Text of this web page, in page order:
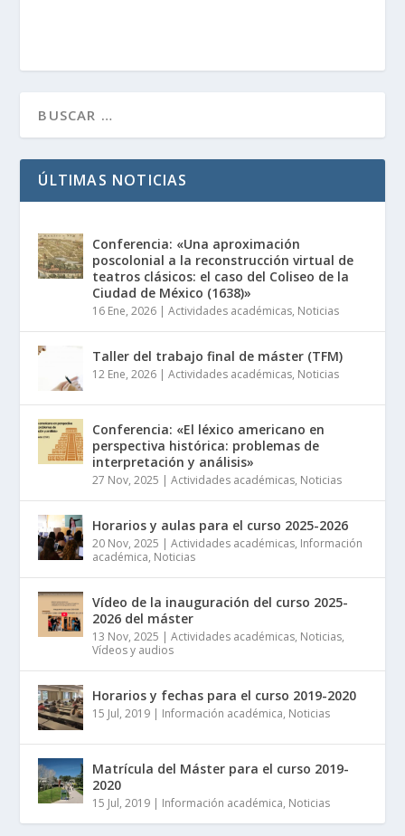
ÚLTIMAS NOTICIAS
Conferencia: «Una aproximación
poscolonial a la reconstrucción virtual de
teatros clásicos: el caso del Coliseo de la
Ciudad de México (1638)»
16 Ene, 2026 |Actividades académicas, Noticias
Taller del trabajo final de máster (TFM)
12 Ene, 2026 |Actividades académicas, Noticias
Conferencia: «El léxico americano en
perspectiva histórica: problemas de
interpretación y análisis»
27 Nov, 2025 |Actividades académicas, Noticias
Horarios y aulas para el curso 2025-2026
20 Nov, 2025 |Actividades académicas, Información
académica, Noticias
Vídeo de la inauguración del curso 2025-
2026 del máster
13 Nov, 2025 |Actividades académicas, Noticias,
Vídeos y audios
Horarios y fechas para el curso 2019-2020
15 Jul, 2019 | Información académica, Noticias
Matrícula del Máster para el curso 2019-
2020
15 Jul, 2019 | Información académica, Noticias